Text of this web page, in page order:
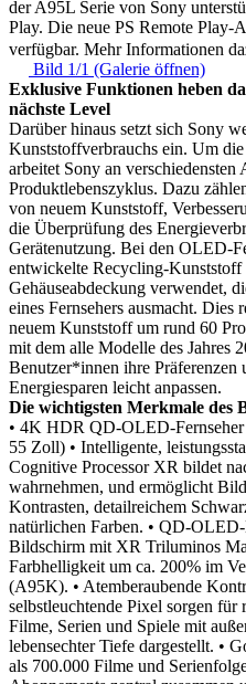
der A95L Serie von Sony
Play. Die neue PS Remote
verfügbar. Mehr Informationen
Bild 1/1 (Galerie öffnen)
Exklusive Funktionen heben
nächste Level
Darüber hinaus setzt sich Sony
Kunststoffverbrauchs ein. Um
arbeitet Sony an verschiedensten
Produktlebenszyklus. Dazu
von neuem Kunststoff,
die Überprüfung des
Gerätenutzung. Bei den OLED-
entwickelte Recycling-
Gehäuseabdeckung verwendet,
eines Fernsehers ausmacht. Dies
neuem Kunststoff um rund 60
mit dem alle Modelle des Jahres
Benutzer*innen ihre Präferenzen
Energiesparen leicht anpassen.
Die wichtigsten Merkmale des
• 4K HDR QD-OLED-
55 Zoll) • Intelligente,
Cognitive Processor XR bildet
wahrnehmen, und ermöglicht
Kontrasten, detailreichem
natürlichen Farben. • QD-
Bildschirm mit XR Triluminos
Farbhelligkeit um ca. 200% im
(A95K). • Atemberaubende
selbstleuchtende Pixel sorgen für
Filme, Serien und Spiele mit
lebensechter Tiefe dargestellt. •
als 700.000 Filme und